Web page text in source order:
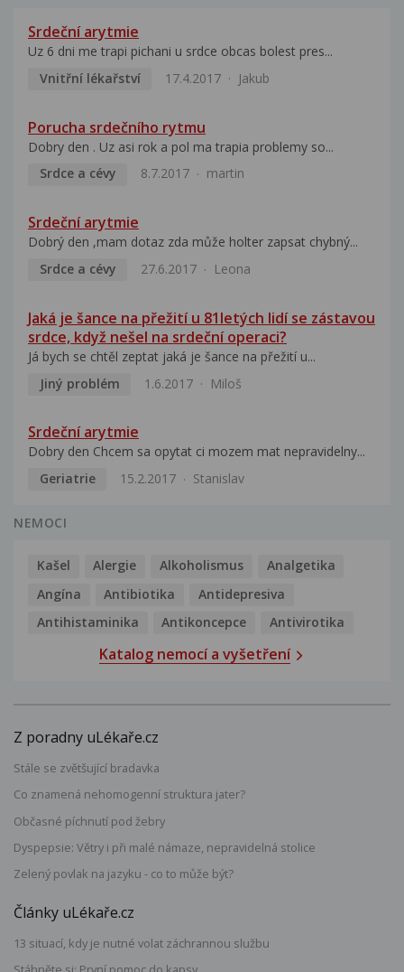
Srdeční arytmie
Uz 6 dni me trapi pichani u srdce obcas bolest pres...
Vnitřní lékařství
17.4.2017 Jakub
Porucha srdečního rytmu
Dobry den . Uz asi rok a pol ma trapia problemy so...
Srdce a cévy
8.7.2017 martin
Srdeční arytmie
Dobrý den ,mam dotaz zda může holter zapsat chybný...
Srdce a cévy
27.6.2017 Leona
Jaká je šance na přežití u 81letých lidí se zástavou
srdce, když nešel na srdeční operaci?
Já bych se chtěl zeptat jaká je šance na přežití u...
Jiný problém
1.6.2017 Miloš
Srdeční arytmie
Dobry den Chcem sa opytat ci mozem mat nepravidelny...
Geriatrie
15.2.2017 Stanislav
NEMOCI
Kašel Alergie Alkoholismus
Analgetika
Angína
Antibiotika
Antidepresiva
Antihistaminika
Antikoncepce Antivirotika
Katalog nemocí a vyšetření
Z poradny uLékaře.cz
Stále se zvětšující bradavka
Co znamená nehomogenní struktura jater?
Občasné píchnutí pod žebry
Dyspepsie: Větry i při malé námaze, nepravidelná stolice
Zelený povlak na jazyku - co to může být?
Články uLékaře.cz
13 situací, kdy je nutné volat záchrannou službu